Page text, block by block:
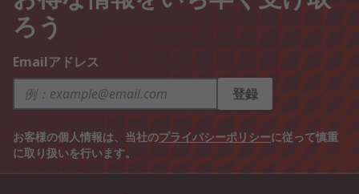
ろう
Emailアドレス
登録
お客様の個人情報は、当社のプライバシーポリシーに従って慎重
に取り扱いを行います。